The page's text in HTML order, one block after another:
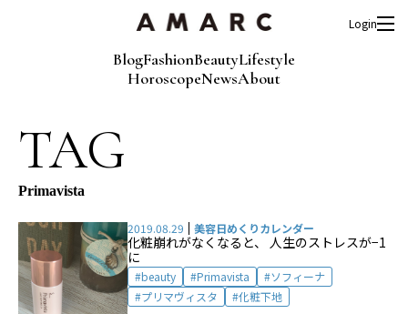
BlogFashionBeautyLifestyle
HoroscopeNewsAbout
Login
TAG
Primavista
2019.08.29 美容日めくりカレンダー
化粧崩れがなくなると、 人生のストレスが−1
に
beauty Primavista
ソフィーナ
プリマヴィスタ
化粧下地